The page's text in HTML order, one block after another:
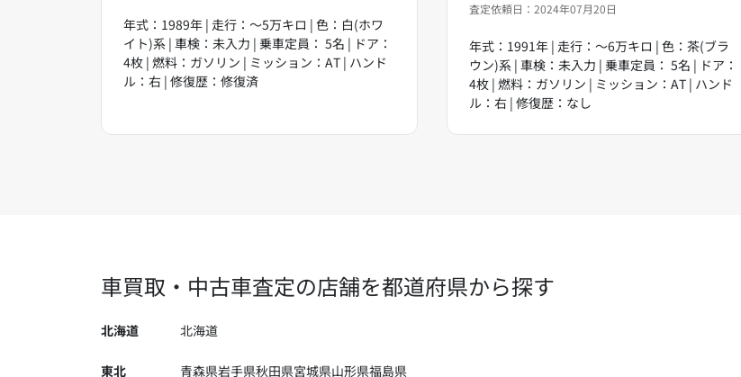
年式：1989年 | 走行：～5万キロ | 色：白(ホワ
イト)系 | 車検：未入力 | 乗車定員： 5名 | ドア：
4枚 | 燃料：ガソリン | ミッション：AT | ハンド
ル：右 | 修復歴：修復済
査定依頼日：2024年07月20日
年式：1991年 | 走行：～6万キロ | 色：茶(ブラ
ウン)系 | 車検：未入力 | 乗車定員： 5名 | ドア：
4枚 | 燃料：ガソリン | ミッション：AT | ハンド
ル：右 | 修復歴：なし
車買取・中古車査定の店舗を都道府県から探す
北海道 北海道
東北 青森県岩手県秋田県宮城県山形県福島県